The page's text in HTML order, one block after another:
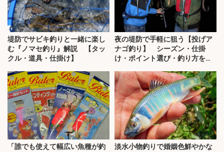
堤防でサビキ釣りと一緒に楽し
む『ノマセ釣り』解説 【タッ
クル・道具・仕掛け】
夜の堤防で手軽に狙う【投げア
ナゴ釣り】 シーズン・仕掛
け・ポイント選び・釣り方を解
「誰でも使えて幅広い魚種が釣
淡水小物釣りで婚姻色鮮やかな